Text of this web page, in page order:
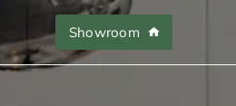
Showroom